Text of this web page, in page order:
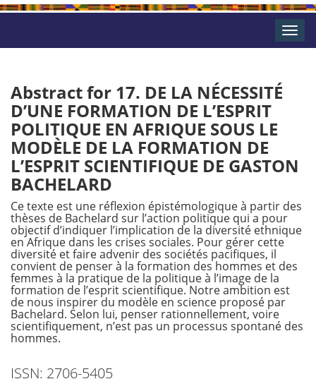
Toggle
Abstract for 17. DE LA NÉCESSITÉ
D’UNE FORMATION DE L’ESPRIT
POLITIQUE EN AFRIQUE SOUS LE
MODÈLE DE LA FORMATION DE
L’ESPRIT SCIENTIFIQUE DE GASTON
BACHELARD
Ce texte est une réflexion épistémologique à partir des
thèses de Bachelard sur l’action politique qui a pour
objectif d’indiquer l’implication de la diversité ethnique
en Afrique dans les crises sociales. Pour gérer cette
diversité et faire advenir des sociétés pacifiques, il
convient de penser à la formation des hommes et des
femmes à la pratique de la politique à l’image de la
formation de l’esprit scientifique. Notre ambition est
de nous inspirer du modèle en science proposé par
Bachelard. Selon lui, penser rationnellement, voire
scientifiquement, n’est pas un processus spontané des
hommes.
ISSN: 2706-5405